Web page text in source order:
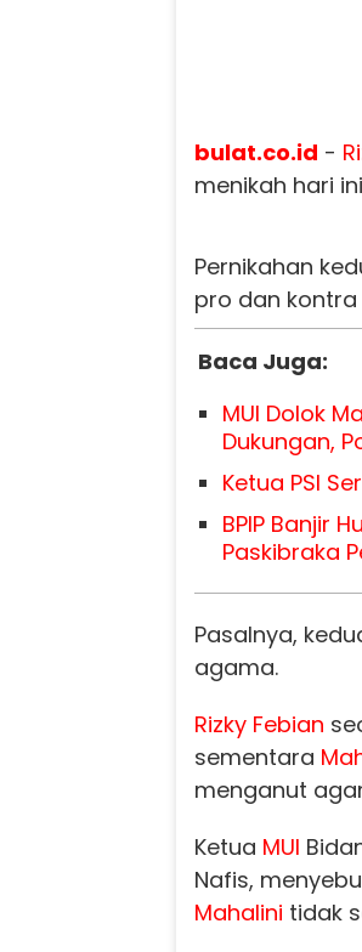
bulat.co.id -
menikah hari
Pernikahan
pro dan
Baca Juga:
MUI Dolok
Dukungan,
Ketua PSI
BPIP Banjir
Paskibraka
Pasalnya,
agama.
Rizky Febian
sementara
menganut
Ketua MUI
Nafis,
Mahalini tidak